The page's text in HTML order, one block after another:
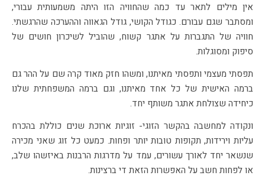
אין מילים לתאר עד כמה שהחוויה הזו היתה משמעותית עבורי,
ומסתבר שגם עבורם. כגודל הקושי, גודל הגאווה וההערכה שהרגשתי.
חוויה של התגברות על אתגר קשוח, שהוביל לשיכרון חושים של
סיפוק ומסוגלות.
תפסתי מעצמי ותפסתי מאיתנו, ומשהו חזק מאוד קרה שם על ההר גם
ברמה האישית של כל אחד מאיתנו, וגם ברמה המשפחתית שלנו
כיחידה שצולחת אתגר משותף יחד.
ונקודה למחשבה בהקשר הזוגי- זוגיות ארוכת שנים כוללת בהכרח
עליות וירידות, תקופות טובות יותר ופחות. כמעט כל זוג שאני מכירה
שנשאר יחד לאורך עשורים, עמד על מדרגות הרבנות באיזשהו שלב,
או לפחות חשב על האפשרות הזאת די ברצינות.